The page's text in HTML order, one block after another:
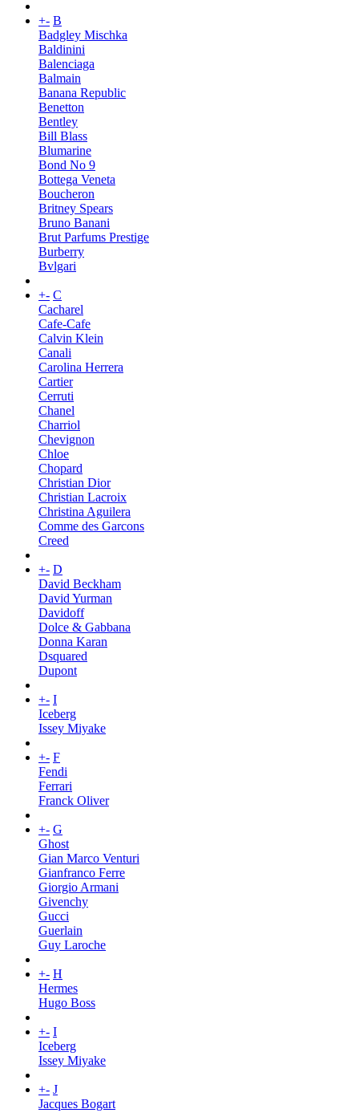
+- B
Badgley Mischka
Baldinini
Balenciaga
Balmain
Banana Republic
Benetton
Bentley
Bill Blass
Blumarine
Bond No 9
Bottega Veneta
Boucheron
Britney Spears
Bruno Banani
Brut Parfums Prestige
Burberry
Bvlgari
+- C
Cacharel
Cafe-Cafe
Calvin Klein
Canali
Carolina Herrera
Cartier
Cerruti
Chanel
Charriol
Chevignon
Chloe
Chopard
Christian Dior
Christian Lacroix
Christina Aguilera
Comme des Garcons
Creed
+- D
David Beckham
David Yurman
Davidoff
Dolce & Gabbana
Donna Karan
Dsquared
Dupont
+- I
Iceberg
Issey Miyake
+- F
Fendi
Ferrari
Franck Oliver
+- G
Ghost
Gian Marco Venturi
Gianfranco Ferre
Giorgio Armani
Givenchy
Gucci
Guerlain
Guy Laroche
+- H
Hermes
Hugo Boss
+- I
Iceberg
Issey Miyake
+- J
Jacques Bogart